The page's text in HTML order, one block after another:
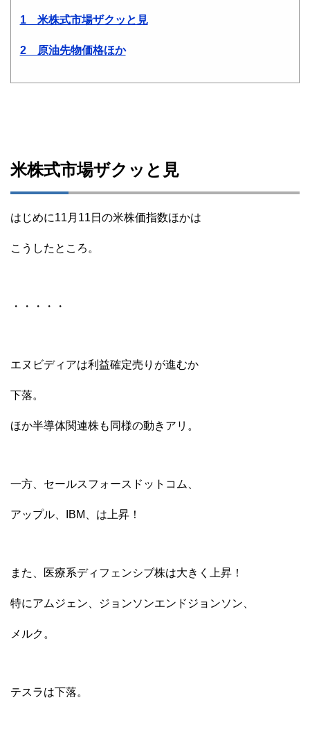
1 米株式市場ザクッと見
2 原油先物価格ほか
米株式市場ザクッと見
はじめに11月11日の米株価指数ほかは
こうしたところ。
・・・・・
エヌビディアは利益確定売りが進むか
下落。
ほか半導体関連株も同様の動きアリ。
一方、セールスフォースドットコム、
アップル、IBM、は上昇！
また、医療系ディフェンシブ株は大きく上昇！
特にアムジェン、ジョンソンエンドジョンソン、
メルク。
テスラは下落。